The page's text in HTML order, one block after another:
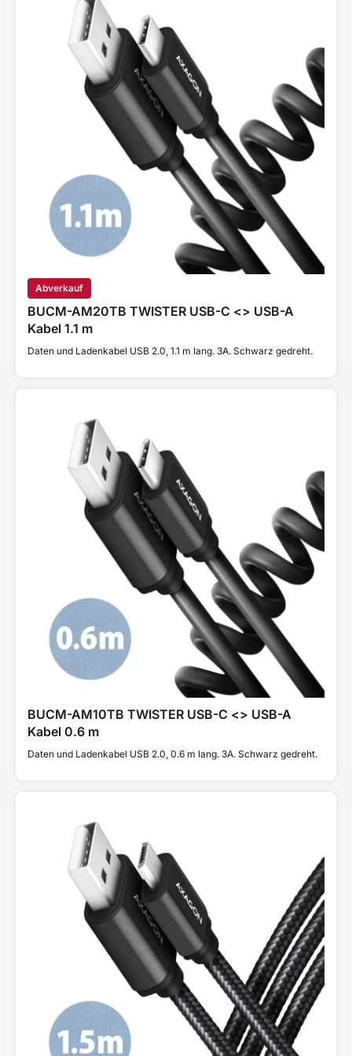
Abverkauf
BUCM-AM20TB TWISTER USB-C <> USB-A
Kabel 1.1 m
Daten und Ladenkabel USB 2.0, 1.1 m lang. 3A. Schwarz gedreht.
BUCM-AM10TB TWISTER USB-C <> USB-A
Kabel 0.6 m
Daten und Ladenkabel USB 2.0, 0.6 m lang. 3A. Schwarz gedreht.